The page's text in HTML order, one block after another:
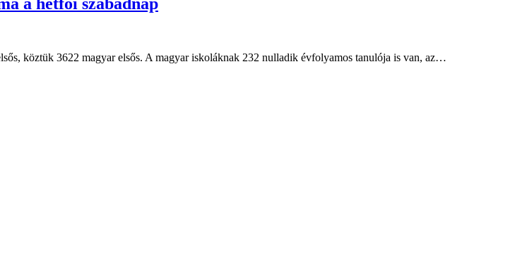
köztük 3622 magyar elsős. A magyar iskoláknak 232 nulladik évfolyamos tanulója is van, az…